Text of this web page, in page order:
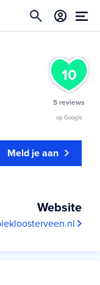
10
5 reviews
op Google
Meld je aan
Website